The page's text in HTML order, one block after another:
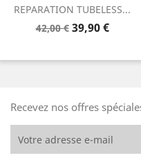
REPARATION TUBELESS...
Prix
42,00 € Prix
39,90 €
Recevez nos offres